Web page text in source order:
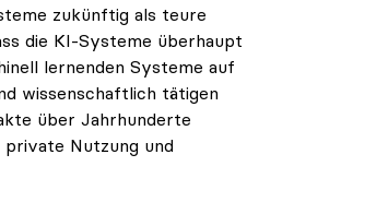
zukünftig als teure
die KI-Systeme überhaupt
lernenden Systeme auf
wissenschaftlich tätigen
über Jahrhunderte
Nutzung und